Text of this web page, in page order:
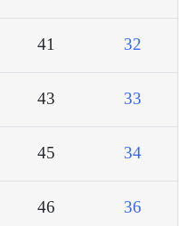
32
41
33
43
34
45
36
46